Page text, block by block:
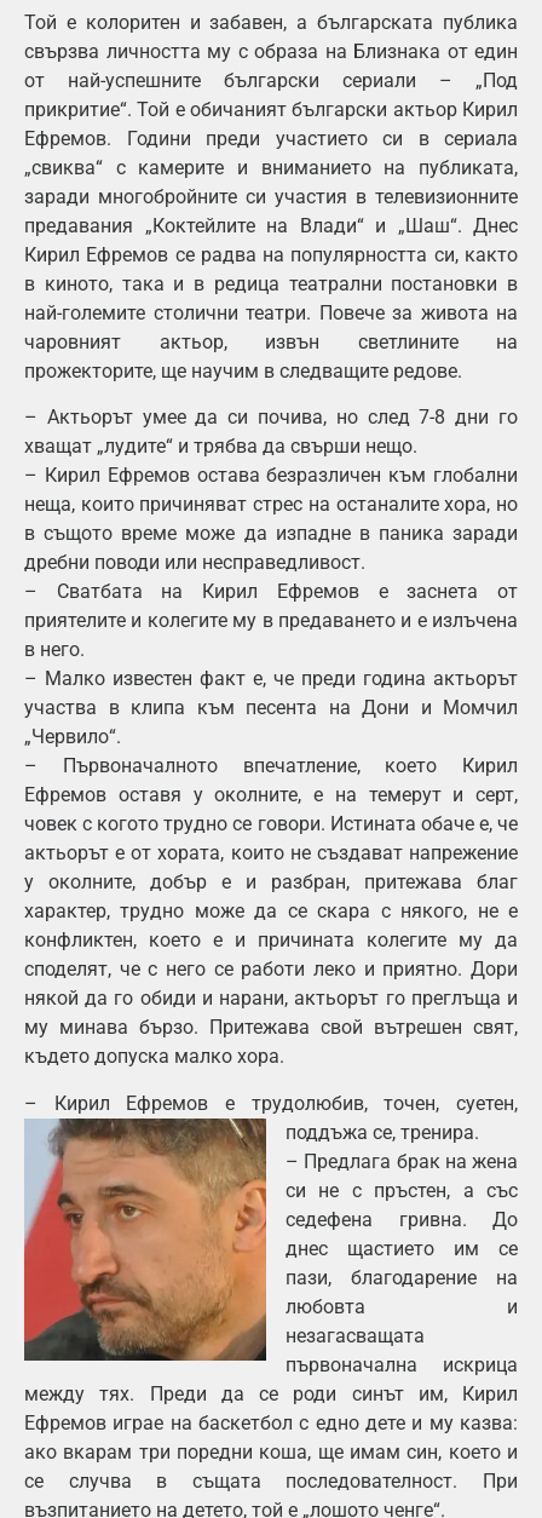
Той е колоритен и забавен, а българската публика
свързва личността му с образа на Близнака от един
от най-успешните български сериали – „Под
прикритие“. Той е обичаният български актьор Кирил
Ефремов. Години преди участието си в сериала
„свиква“ с камерите и вниманието на публиката,
заради многобройните си участия в телевизионните
предавания „Коктейлите на Влади“ и „Шаш“. Днес
Кирил Ефремов се радва на популярността си, както
в киното, така и в редица театрални постановки в
най-големите столични театри. Повече за живота на
чаровният актьор, извън светлините на
прожекторите, ще научим в следващите редове.
– Актьорът умее да си почива, но след 7-8 дни го
хващат „лудите“ и трябва да свърши нещо.
– Кирил Ефремов остава безразличен към глобални
неща, които причиняват стрес на останалите хора, но
в същото време може да изпадне в паника заради
дребни поводи или несправедливост.
– Сватбата на Кирил Ефремов е заснета от
приятелите и колегите му в предаването и е излъчена
в него.
– Малко известен факт е, че преди година актьорът
участва в клипа към песента на Дони и Момчил
„Червило“.
– Първоначалното впечатление, което Кирил
Ефремов оставя у околните, е на темерут и серт,
човек с когото трудно се говори. Истината обаче е, че
актьорът е от хората, които не създават напрежение
у околните, добър е и разбран, притежава благ
характер, трудно може да се скара с някого, не е
конфликтен, което е и причината колегите му да
споделят, че с него се работи леко и приятно. Дори
някой да го обиди и нарани, актьорът го преглъща и
му минава бързо. Притежава свой вътрешен свят,
където допуска малко хора.
– Кирил Ефремов е трудолюбив, точен, суетен,
поддъжа се, тренира.
– Предлага брак на жена
си не с пръстен, а със
седефена гривна. До
днес щастието им се
пази, благодарение на
любовта и
незагасващата
първоначална искрица
между тях. Преди да се роди синът им, Кирил
Ефремов играе на баскетбол с едно дете и му казва:
ако вкарам три поредни коша, ще имам син, което и
се случва в същата последователност. При
възпитанието на детето, той е „лошото ченге“.